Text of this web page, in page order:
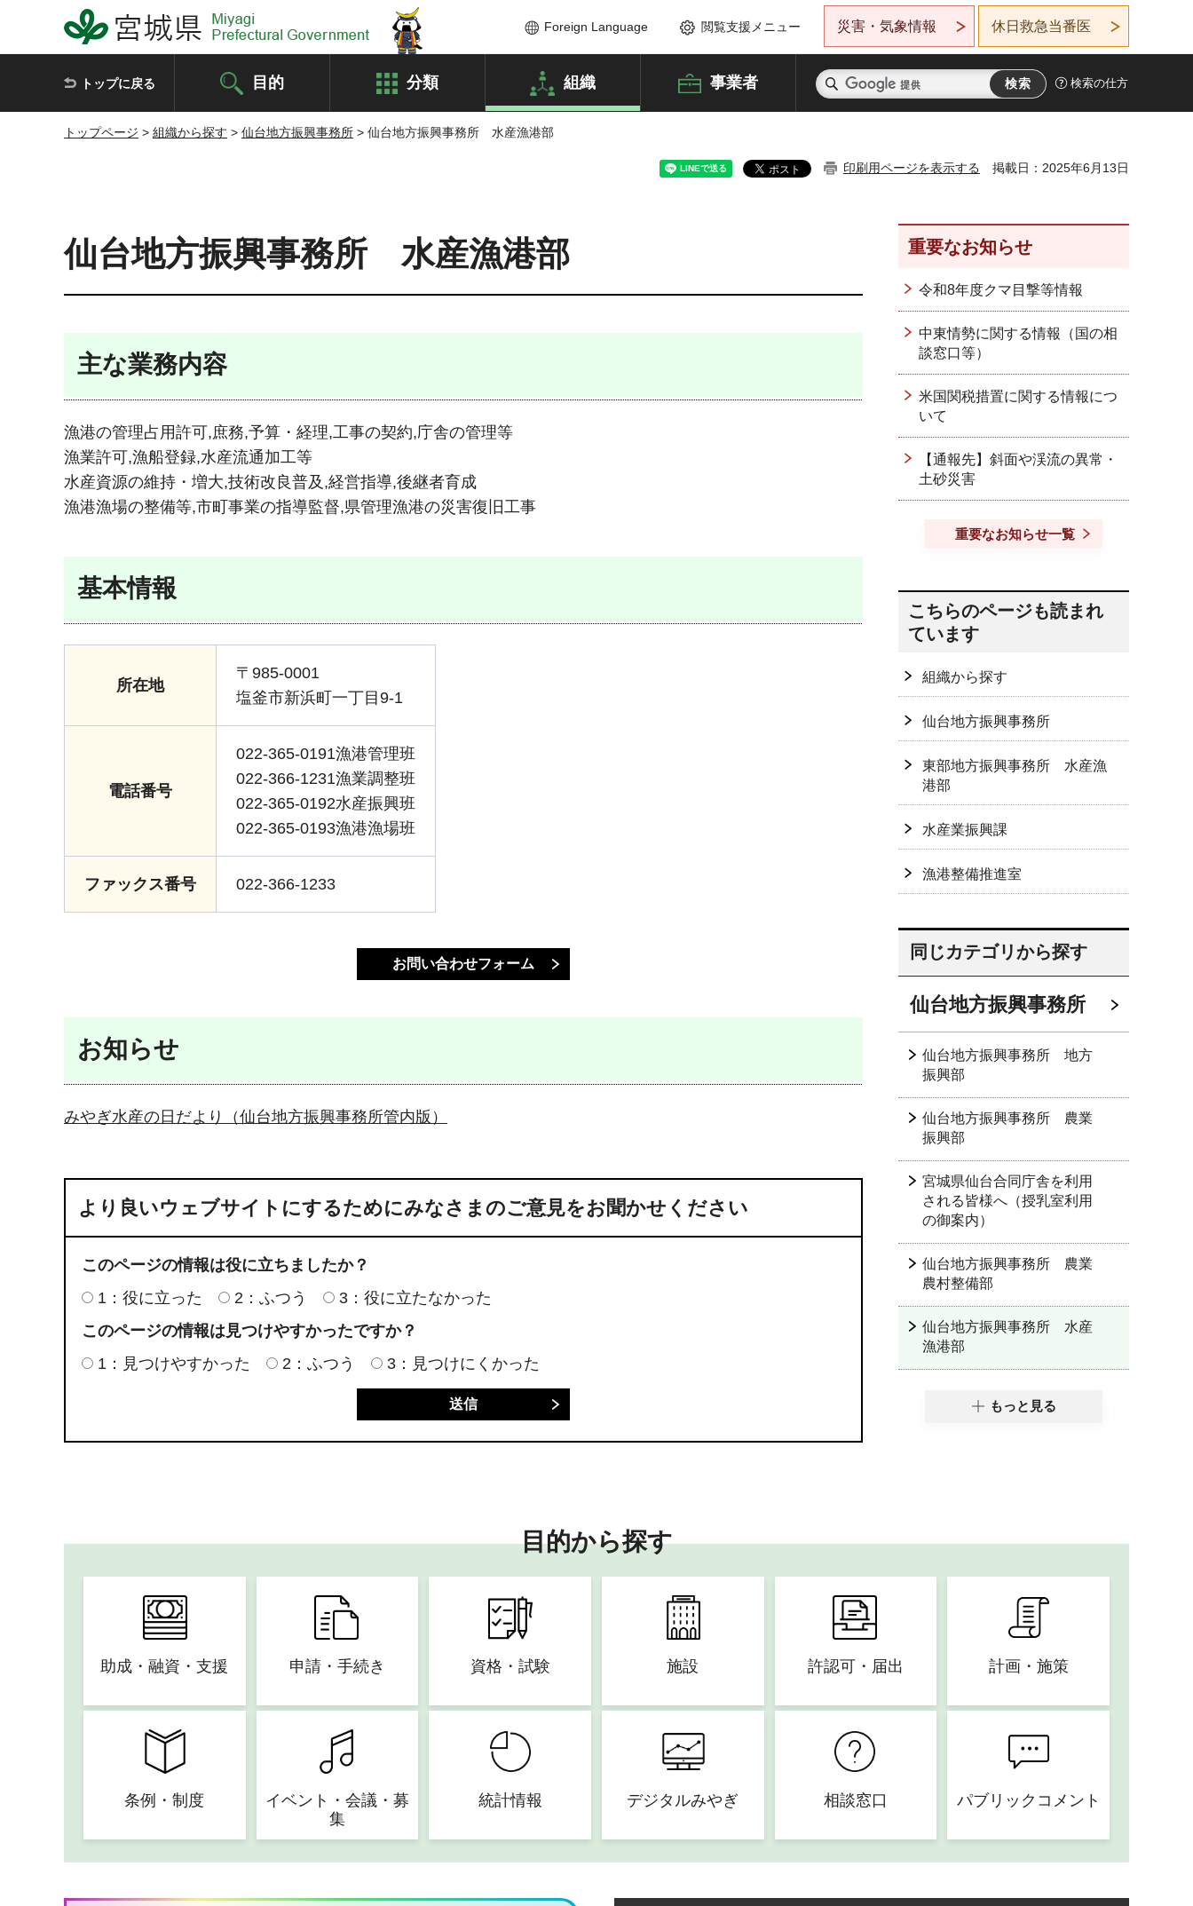
宮城県 Miyagi Prefectural Government Foreign Language 閲覧支援メニュー 災害・気象情報 休日救急当番医
トップに戻る 目的 分類 組織 事業者 検索の仕方
トップページ > 組織から探す > 仙台地方振興事務所 > 仙台地方振興事務所 水産漁港部
印刷用ページを表示する 掲載日：2025年6月13日
仙台地方振興事務所 水産漁港部
主な業務内容
漁港の管理占用許可,庶務,予算・経理,工事の契約,庁舎の管理等
漁業許可,漁船登録,水産流通加工等
水産資源の維持・増大,技術改良普及,経営指導,後継者育成
漁港漁場の整備等,市町事業の指導監督,県管理漁港の災害復旧工事
基本情報
所在地
〒985-0001
塩釜市新浜町一丁目9-1
電話番号
022-365-0191漁港管理班
022-366-1231漁業調整班
022-365-0192水産振興班
022-365-0193漁港漁場班
ファックス番号 022-366-1233
お知らせ
みやぎ水産の日だより（仙台地方振興事務所管内版）
より良いウェブサイトにするためにみなさまのご意見をお聞かせください
このページの情報は役に立ちましたか？
1：役に立った
2：ふつう
3：役に立たなかった
このページの情報は見つけやすかったですか？
1：見つけやすかった
2：ふつう 3：見つけにくかった
重要なお知らせ
令和8年度クマ目撃等情報
中東情勢に関する情報（国の相
談窓口等）
米国関税措置に関する情報につ
いて
【通報先】斜面や渓流の異常・
土砂災害
重要なお知らせ一覧
こちらのページも読まれ
ています
組織から探す
仙台地方振興事務所
東部地方振興事務所 水産漁
港部
水産業振興課
漁港整備推進室
同じカテゴリから探す
仙台地方振興事務所
仙台地方振興事務所 地方
振興部
仙台地方振興事務所 農業
振興部
宮城県仙台合同庁舎を利用
される皆様へ（授乳室利用
の御案内）
仙台地方振興事務所 農業
農村整備部
仙台地方振興事務所 水産
漁港部
もっと見る
目的から探す
助成・融資・支援 申請・手続き 資格・試験 施設 許認可・届出 計画・施策
条例・制度
イベント・会議・募
集
統計情報 デジタルみやぎ 相談窓口 パブリックコメント